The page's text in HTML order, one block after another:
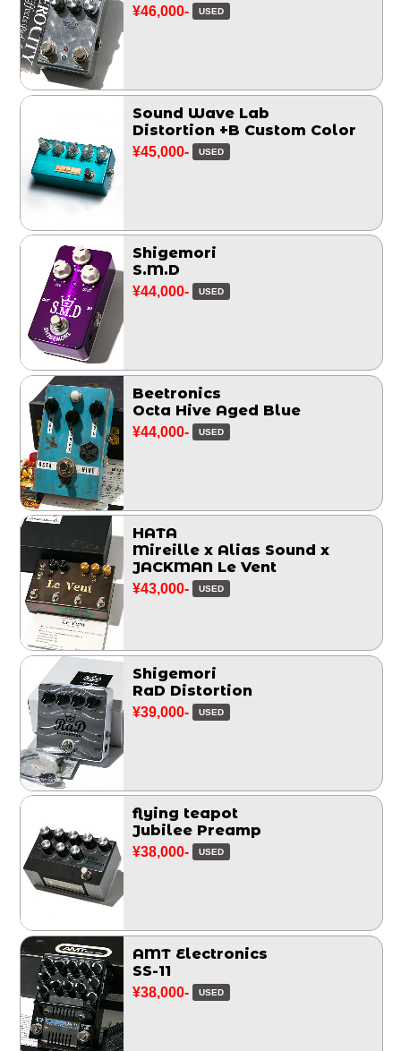
¥46,000- USED
Sound Wave Lab
Distortion +B Custom Color
¥45,000- USED
Shigemori
S.M.D
¥44,000- USED
Beetronics
Octa Hive Aged Blue
¥44,000- USED
HATA
Mireille x Alias Sound x
JACKMAN Le Vent
¥43,000- USED
Shigemori
RaD Distortion
¥39,000- USED
flying teapot
Jubilee Preamp
¥38,000- USED
AMT Electronics
SS-11
¥38,000- USED